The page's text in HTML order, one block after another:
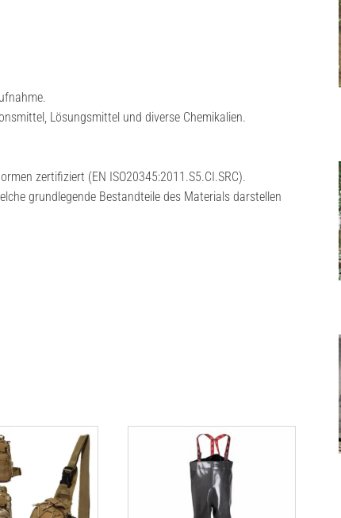
Lösungsmittel und diverse Chemikalien.
zertifiziert (EN ISO20345:2011.S5.CI.SRC).
grundlegende Bestandteile des Materials darstellen